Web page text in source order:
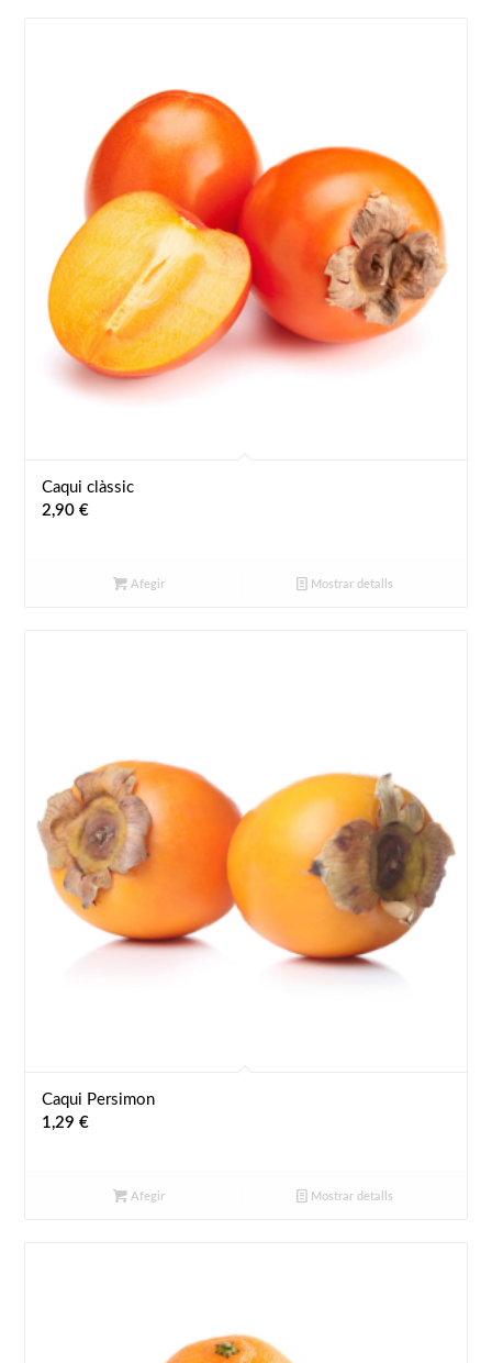
Caqui clàssic
2,90€
Afegir Mostrar detalls
Caqui Persimon
1,29€
Afegir Mostrar detalls